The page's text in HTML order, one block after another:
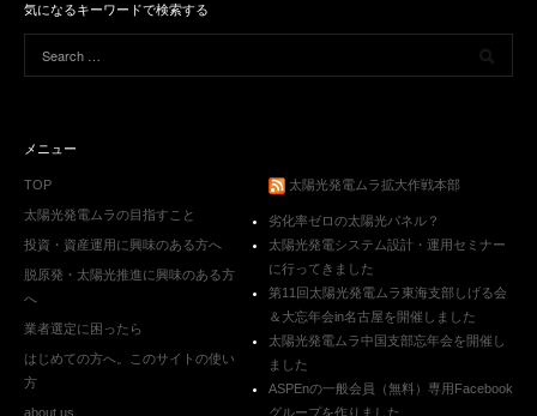
気になるキーワードで検索する
メニュー
TOP
太陽光発電ムラの目指すこと
投資・資産運用に興味のある方へ
脱原発・太陽光推進に興味のある方
へ
業者選定に困ったら
はじめての方へ。このサイトの使い
方
about us
太陽光発電ムラ拡大作戦本部
劣化率ゼロの太陽光パネル？
太陽光発電システム設計・運用セミナー
に行ってきました
第11回太陽光発電ムラ東海支部しげる会
＆大忘年会in名古屋を開催しました
太陽光発電ムラ中国支部忘年会を開催し
ました
ASPEnの一般会員（無料）専用Facebook
グループを作りました